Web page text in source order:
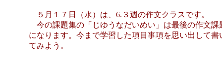
５月１７日（水）は、6.３週の作文クラスです。
今の課題集の「じゆうなだいめい」は最後の作文課
になります。今まで学習した項目事項を思い出して書
てみよう。